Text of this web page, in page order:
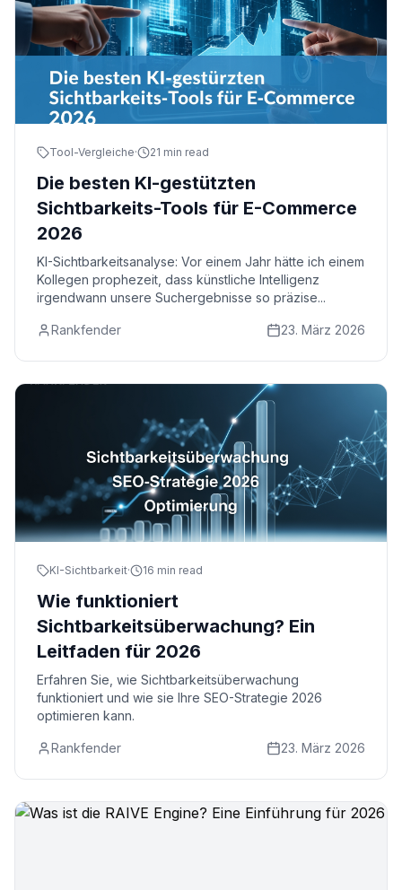
Tool-Vergleiche· 21 min read
Die besten KI-gestützten
Sichtbarkeits-Tools für E-Commerce
2026
KI-Sichtbarkeitsanalyse: Vor einem Jahr hätte ich einem
Kollegen prophezeit, dass künstliche Intelligenz
irgendwann unsere Suchergebnisse so präzise...
Rankfender 23. März 2026
KI-Sichtbarkeit· 16 min read
Wie funktioniert
Sichtbarkeitsüberwachung? Ein
Leitfaden für 2026
Erfahren Sie, wie Sichtbarkeitsüberwachung
funktioniert und wie sie Ihre SEO-Strategie 2026
optimieren kann.
Rankfender 23. März 2026